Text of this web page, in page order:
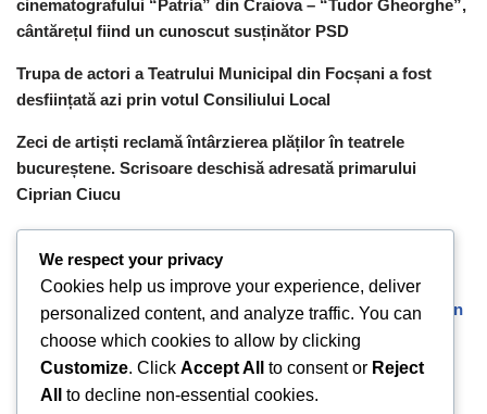
cinematografului “Patria” din Craiova – “Tudor Gheorghe”,
cântărețul fiind un cunoscut susținător PSD
Trupa de actori a Teatrului Municipal din Focșani a fost
desființată azi prin votul Consiliului Local
Zeci de artiști reclamă întârzierea plăților în teatrele
bucureștene. Scrisoare deschisă adresată primarului
Ciprian Ciucu
Cele mai citite articole
Mirosul teilor din București și un imperiu cinematografic în
Franța. Fascinanta poveste a lui Marin Karmitz, regizor și
producător de film româno-francez
A lăsat funcția de director într-o bancă și a deschis un
We respect your privacy
Cookies help us improve your experience, deliver
personalized content, and analyze traffic. You can
choose which cookies to allow by clicking
Customize. Click Accept All to consent or Reject
All
to decline non-essential cookies.